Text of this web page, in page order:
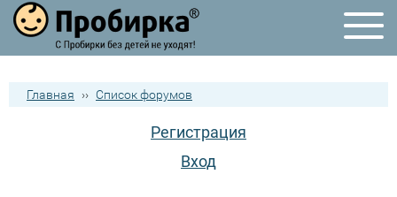
Главная ›› Список форумов
Регистрация
Вход